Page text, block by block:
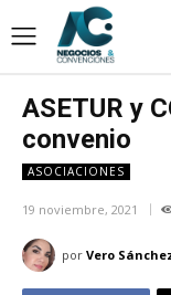
ASETUR y
convenio
ASOCIACIONES
19 noviembre, 2021
por Vero